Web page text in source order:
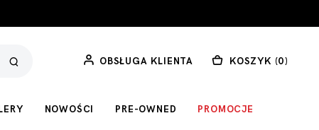
OBSŁUGA KLIENTA KOSZYK (0)
NOWOŚCI PRE-OWNED PROMOCJE